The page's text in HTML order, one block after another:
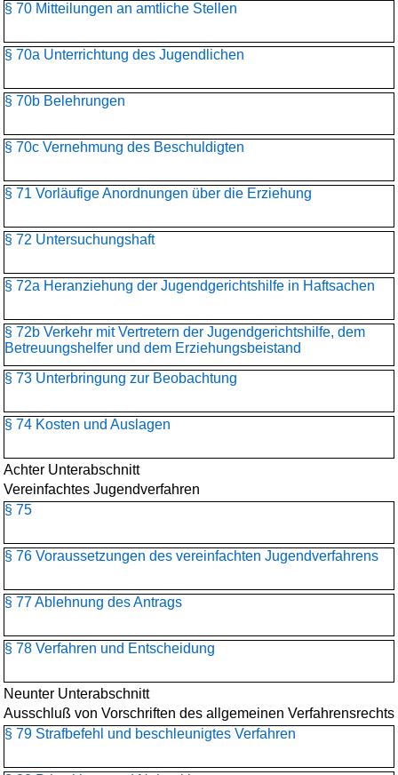
§ 70 Mitteilungen an amtliche Stellen
§ 70a Unterrichtung des Jugendlichen
§ 70b Belehrungen
§ 70c Vernehmung des Beschuldigten
§ 71 Vorläufige Anordnungen über die Erziehung
§ 72 Untersuchungshaft
§ 72a Heranziehung der Jugendgerichtshilfe in Haftsachen
§ 72b Verkehr mit Vertretern der Jugendgerichtshilfe, dem
Betreuungshelfer und dem Erziehungsbeistand
§ 73 Unterbringung zur Beobachtung
§ 74 Kosten und Auslagen
Achter Unterabschnitt
Vereinfachtes Jugendverfahren
§ 75
§ 76 Voraussetzungen des vereinfachten Jugendverfahrens
§ 77 Ablehnung des Antrags
§ 78 Verfahren und Entscheidung
Neunter Unterabschnitt
Ausschluß von Vorschriften des allgemeinen Verfahrensrechts
§ 79 Strafbefehl und beschleunigtes Verfahren